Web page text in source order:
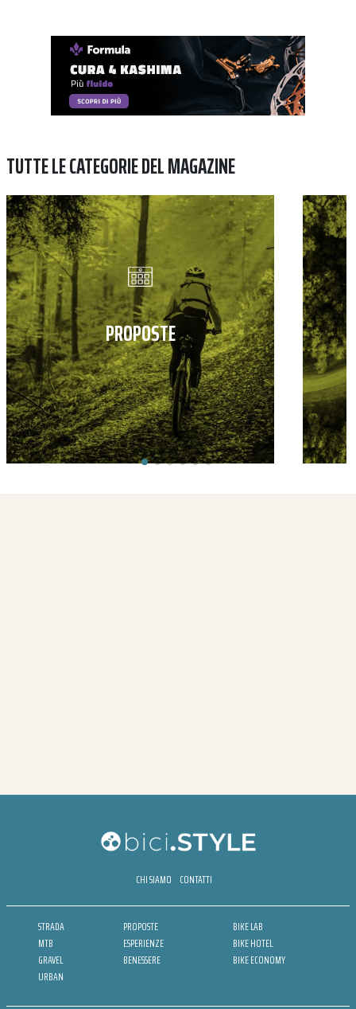
TUTTE LE CATEGORIE DEL MAGAZINE
PROPOSTE
CHI SIAMO CONTATTI
STRADA
MTB
GRAVEL
URBAN
PROPOSTE
ESPERIENZE
BENESSERE
BIKE LAB
BIKE HOTEL
BIKE ECONOMY